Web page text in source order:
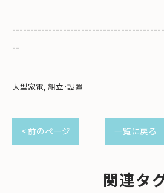
--
大型家電 組立･設置
< 前のページ 一覧に戻る
関連タ